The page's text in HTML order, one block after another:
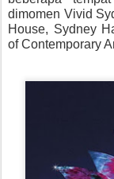
dimomen Vivid
House, Sydney
of Contemporary